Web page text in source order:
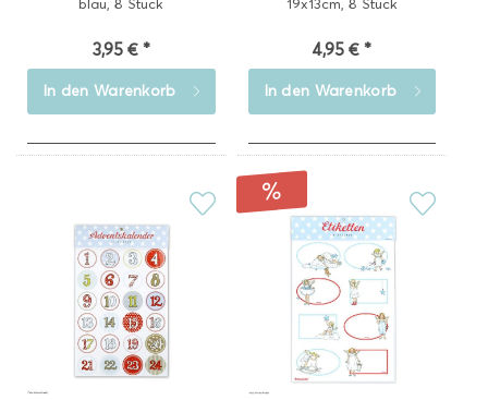
3,95 € *
In den Warenkorb
4,95 € *
In den Warenkorb